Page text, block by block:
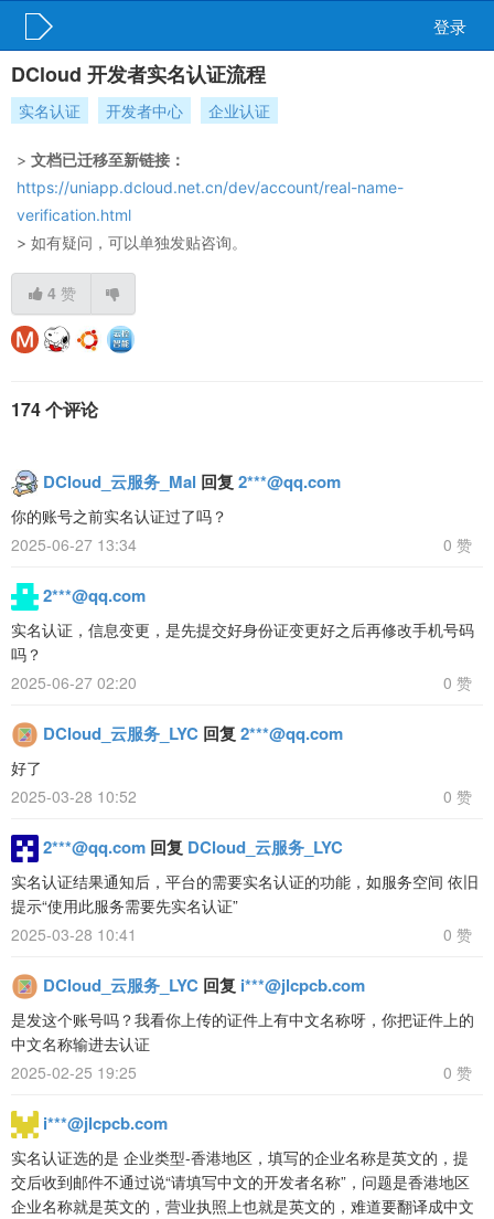
登录
DCloud 开发者实名认证流程
实名认证 开发者中心 企业认证
> 文档已迁移至新链接：
https://uniapp.dcloud.net.cn/dev/account/real-name-
verification.html
> 如有疑问，可以单独发贴咨询。
4 赞
174 个评论
DCloud_云服务_Mal 回复 2***@qq.com
你的账号之前实名认证过了吗？
2025-06-27 13:34
0 赞
2***@qq.com
实名认证，信息变更，是先提交好身份证变更好之后再修改手机号码
吗？
2025-06-27 02:20
0 赞
DCloud_云服务_LYC 回复 2***@qq.com
好了
2025-03-28 10:52
0 赞
2***@qq.com 回复 DCloud_云服务_LYC
实名认证结果通知后，平台的需要实名认证的功能，如服务空间 依旧
提示“使用此服务需要先实名认证”
2025-03-28 10:41
0 赞
DCloud_云服务_LYC 回复 i***@jlcpcb.com
是发这个账号吗？我看你上传的证件上有中文名称呀，你把证件上的
中文名称输进去认证
2025-02-25 19:25
0 赞
i***@jlcpcb.com
实名认证选的是 企业类型-香港地区，填写的企业名称是英文的，提
交后收到邮件不通过说“请填写中文的开发者名称”，问题是香港地区
企业名称就是英文的，营业执照上也就是英文的，难道要翻译成中文